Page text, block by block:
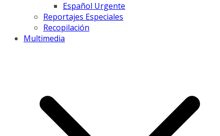
Español Urgente
Reportajes Especiales
Recopilación
Multimedia